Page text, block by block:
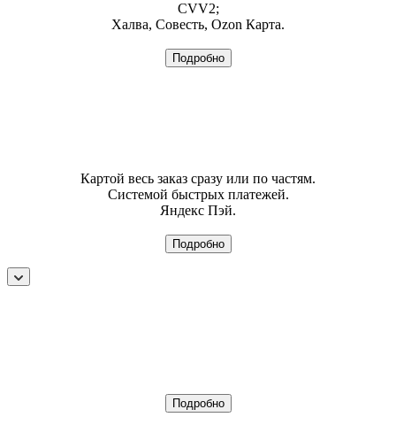
CVV2;
Халва, Совесть, Ozon Карта.
Подробно
Картой весь заказ сразу или по частям.
Системой быстрых платежей.
Яндекс Пэй.
Подробно
Подробно